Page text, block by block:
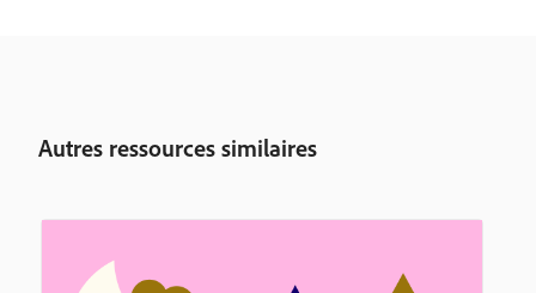
Autres ressources similaires